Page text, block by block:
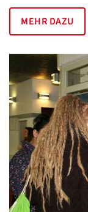
MEHR DAZU